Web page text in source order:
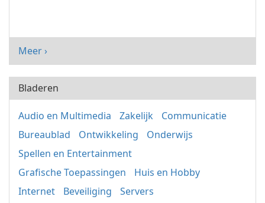
Meer ›
Bladeren
Audio en Multimedia Zakelijk
Communicatie
Bureaublad
Ontwikkeling
Onderwijs
Spellen en Entertainment
Grafische Toepassingen
Huis en Hobby
Internet
Beveiliging
Servers